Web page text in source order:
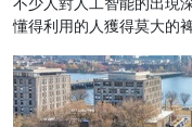
懂得利用的人獲得莫大的裨